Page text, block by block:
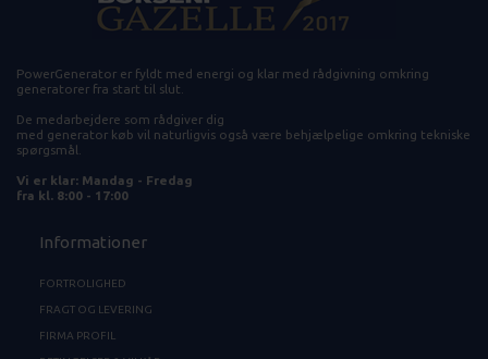
PowerGenerator er fyldt med energi og klar med rådgivning omkring
generatorer fra start til slut.
De medarbejdere som rådgiver dig
med generator køb vil naturligvis også være behjælpelige omkring tekniske
spørgsmål.
Vi er klar: Mandag - Fredag
fra kl. 8:00 - 17:00
Informationer
FORTROLIGHED
FRAGT OG LEVERING
FIRMA PROFIL